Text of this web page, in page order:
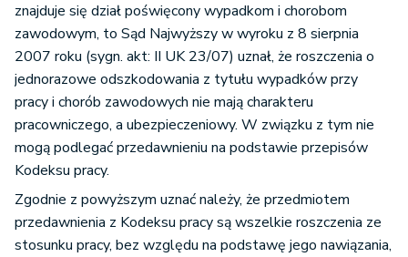
znajduje się dział poświęcony wypadkom i chorobom
zawodowym, to Sąd Najwyższy w wyroku z 8 sierpnia
2007 roku (sygn. akt: II UK 23/07) uznał, że roszczenia o
jednorazowe odszkodowania z tytułu wypadków przy
pracy i chorób zawodowych nie mają charakteru
pracowniczego, a ubezpieczeniowy. W związku z tym nie
mogą podlegać przedawnieniu na podstawie przepisów
Kodeksu pracy.
Zgodnie z powyższym uznać należy, że przedmiotem
przedawnienia z Kodeksu pracy są wszelkie roszczenia ze
stosunku pracy, bez względu na podstawę jego nawiązania,